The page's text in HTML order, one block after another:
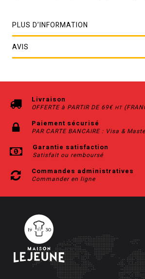
PLUS D’INFORMATION
AVIS
Livraison
OFFERTE à PARTIR DE 69€ HT
Paiement sécurisé
PAR CARTE BANCAIRE : Visa &
Garantie satisfaction
Satisfait ou remboursé
Commandes administratives
Commander en ligne